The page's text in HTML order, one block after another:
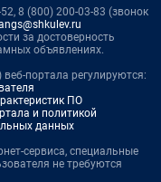
8 (800) 200-03-83 (звонок
за достоверность
объявлениях.
портала регулируются:
ПО
и политикой
данных
сервиса, специальные
не требуются